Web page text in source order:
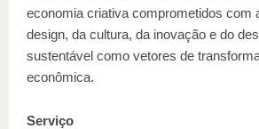
economia criativa comprometidos com
design, da cultura, da inovação e do
sustentável como vetores de
econômica.
Serviço